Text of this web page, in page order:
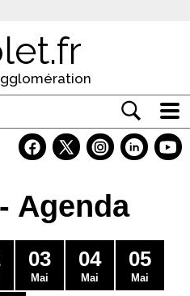
Agenda
03
Mai
04
Mai
05
Mai